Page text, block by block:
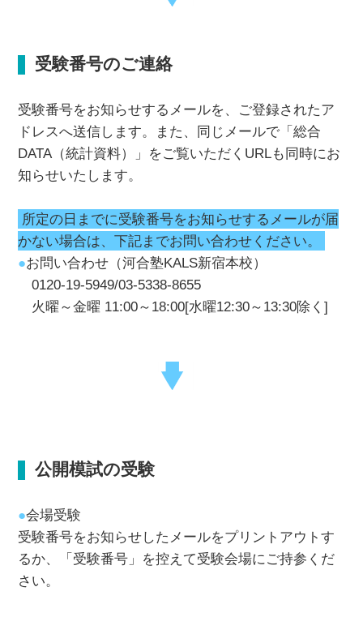
受験番号のご連絡
受験番号をお知らせするメールを、ご登録されたア
ドレスへ送信します。また、同じメールで「総合
DATA（統計資料）」をご覧いただくURLも同時にお
知らせいたします。
所定の日までに受験番号をお知らせするメールが届
かない場合は、下記までお問い合わせください。
●お問い合わせ（河合塾KALS新宿本校）
0120-19-5949/03-5338-8655
火曜～金曜 11:00～18:00[水曜12:30～13:30除く]
公開模試の受験
●会場受験
受験番号をお知らせしたメールをプリントアウトす
るか、「受験番号」を控えて受験会場にご持参くだ
さい。